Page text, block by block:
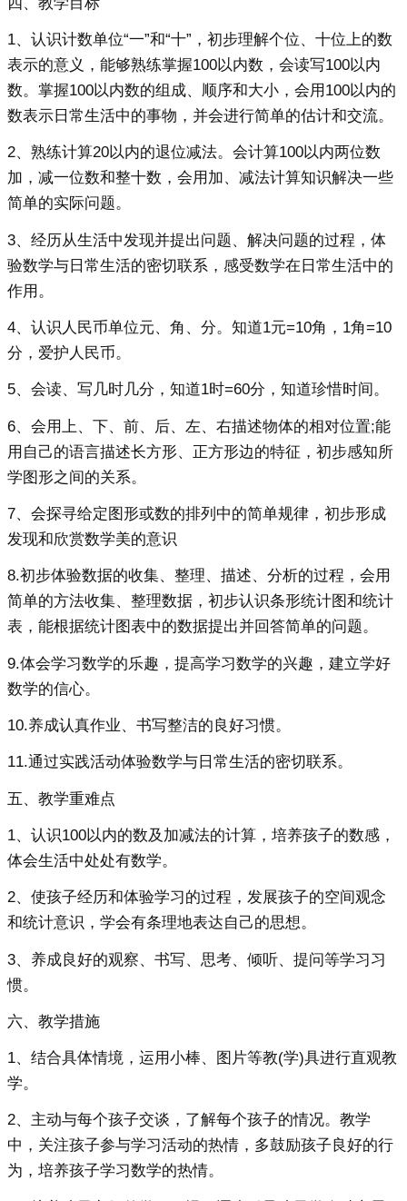
1、认识计数单位“一”和“十”，初步理解个位、十位上的数
表示的意义，能够熟练掌握100以内数，会读写100以内
数。掌握100以内数的组成、顺序和大小，会用100以内的
数表示日常生活中的事物，并会进行简单的估计和交流。
2、熟练计算20以内的退位减法。会计算100以内两位数
加，减一位数和整十数，会用加、减法计算知识解决一些
简单的实际问题。
3、经历从生活中发现并提出问题、解决问题的过程，体
验数学与日常生活的密切联系，感受数学在日常生活中的
作用。
4、认识人民币单位元、角、分。知道1元=10角，1角=10
分，爱护人民币。
5、会读、写几时几分，知道1时=60分，知道珍惜时间。
6、会用上、下、前、后、左、右描述物体的相对位置;能
用自己的语言描述长方形、正方形边的特征，初步感知所
学图形之间的关系。
7、会探寻给定图形或数的排列中的简单规律，初步形成
发现和欣赏数学美的意识
8.初步体验数据的收集、整理、描述、分析的过程，会用
简单的方法收集、整理数据，初步认识条形统计图和统计
表，能根据统计图表中的数据提出并回答简单的问题。
9.体会学习数学的乐趣，提高学习数学的兴趣，建立学好
数学的信心。
10.养成认真作业、书写整洁的良好习惯。
11.通过实践活动体验数学与日常生活的密切联系。
五、教学重难点
1、认识100以内的数及加减法的计算，培养孩子的数感，
体会生活中处处有数学。
2、使孩子经历和体验学习的过程，发展孩子的空间观念
和统计意识，学会有条理地表达自己的思想。
3、养成良好的观察、书写、思考、倾听、提问等学习习
惯。
六、教学措施
1、结合具体情境，运用小棒、图片等教(学)具进行直观教
学。
2、主动与每个孩子交谈，了解每个孩子的情况。教学
中，关注孩子参与学习活动的热情，多鼓励孩子良好的行
为，培养孩子学习数学的热情。